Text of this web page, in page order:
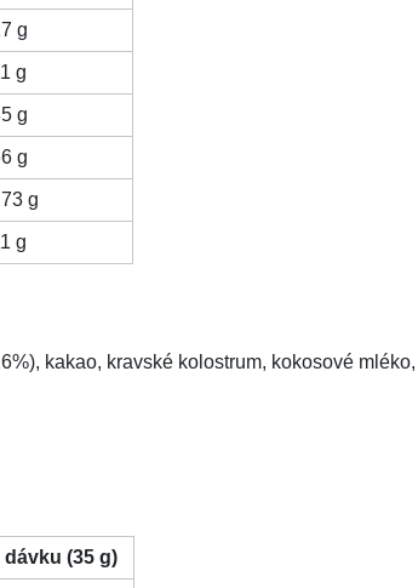
g
g
g
g
g
g
kakao, kravské kolostrum, kokosové
dávku (35 g)